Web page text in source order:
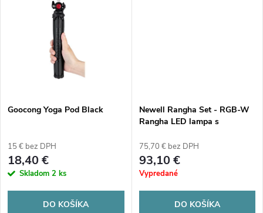
o
v
Goocong Yoga Pod Black
15 € bez DPH
18,40 €
Skladom 2 ks
DO KOŠÍKA
Newell Rangha Set - RGB-W
Rangha LED lampa s
75,70 € bez DPH
93,10 €
Vypredané
DO KOŠÍKA